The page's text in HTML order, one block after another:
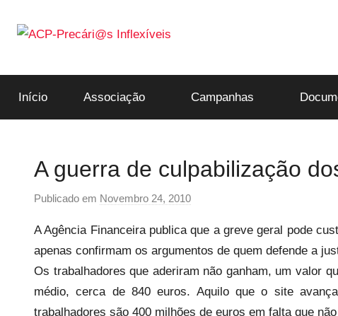
para
ACP-
Precári@s
Início Associação Campanhas
A guerra de culpabilização
Publicado em Novembro 24, 2010
r
p
r
c
A Agência Financeira publica que a greve geral pode
apenas confirmam os argumentos de quem defende a
Os trabalhadores que aderiram não ganham, um valor
médio, cerca de 840 euros. Aquilo que o site
trabalhadores são 400 milhões de euros em falta que